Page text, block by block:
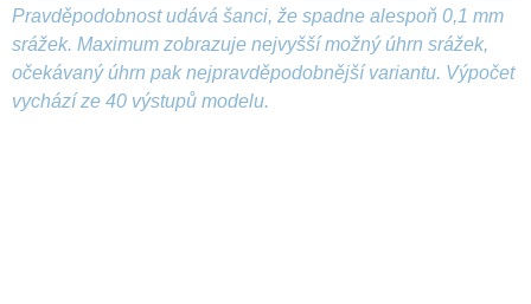
Pravděpodobnost udává šanci, že spadne alespoň 0,1 mm
srážek. Maximum zobrazuje nejvyšší možný úhrn srážek,
očekávaný úhrn pak nejpravděpodobnější variantu. Výpočet
vychází ze 40 výstupů modelu.